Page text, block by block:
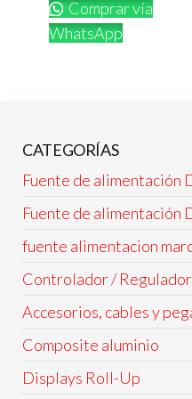
Comprar vía
WhatsApp
CATEGORÍAS
Fuente de alimentación
Fuente de alimentación
fuente alimentacion
Controlador /
Accesorios, cables y
Composite aluminio
Displays Roll-Up